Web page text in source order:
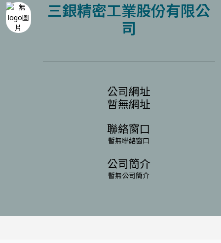
三銀精密工業股份有限公
司
公司網址
暫無網址
聯絡窗口
暫無聯絡窗口
公司簡介
暫無公司簡介